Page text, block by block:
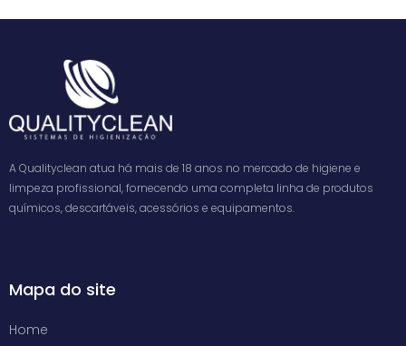
A Qualityclean atua há mais de 18 anos no mercado de higiene e
limpeza profissional, fornecendo uma completa linha de produtos
químicos, descartáveis, acessórios e equipamentos.
Mapa do site
Home